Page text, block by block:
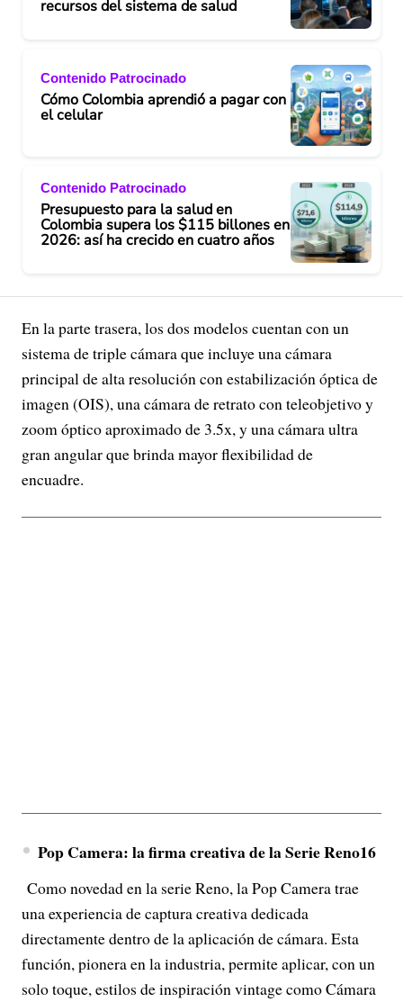
recursos del sistema de salud
Contenido Patrocinado
Cómo Colombia aprendió a pagar con
el celular
Contenido Patrocinado
Presupuesto para la salud en
Colombia supera los $115 billones en
2026: así ha crecido en cuatro años
En la parte trasera, los dos modelos cuentan con un
sistema de triple cámara que incluye una cámara
principal de alta resolución con estabilización óptica de
imagen (OIS), una cámara de retrato con teleobjetivo y
zoom óptico aproximado de 3.5x, y una cámara ultra
gran angular que brinda mayor flexibilidad de
encuadre.
Pop Camera: la firma creativa de la Serie Reno16
Como novedad en la serie Reno, la Pop Camera trae
una experiencia de captura creativa dedicada
directamente dentro de la aplicación de cámara. Esta
función, pionera en la industria, permite aplicar, con un
solo toque, estilos de inspiración vintage como Cámara